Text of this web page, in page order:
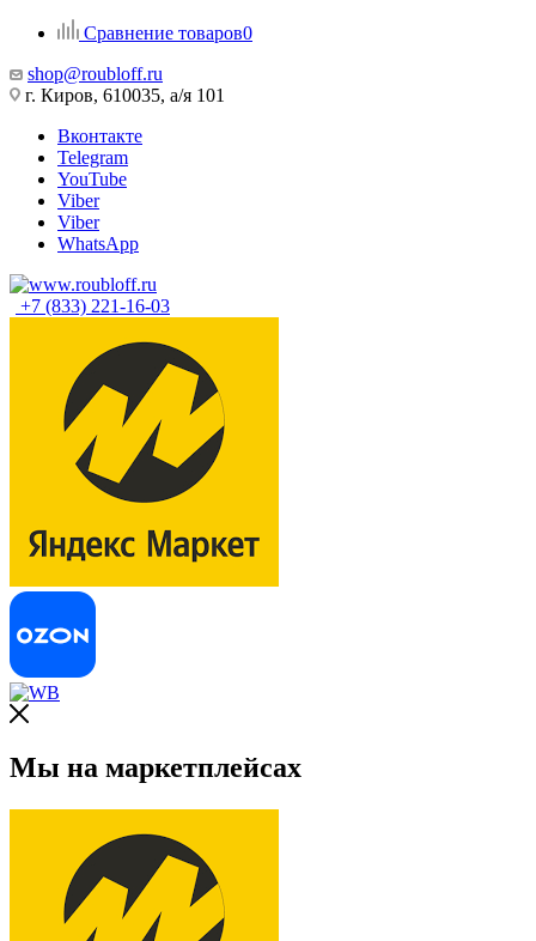
Сравнение товаров0
shop@roubloff.ru
г. Киров, 610035, а/я 101
Вконтакте
Telegram
YouTube
Viber
Viber
WhatsApp
+7 (833) 221-16-03
Мы на маркетплейсах